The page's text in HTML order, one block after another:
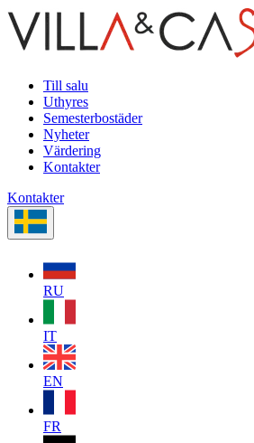
Till salu
Uthyres
Semesterbostäder
Nyheter
Värdering
Kontakter
Kontakter
RU
IT
EN
FR